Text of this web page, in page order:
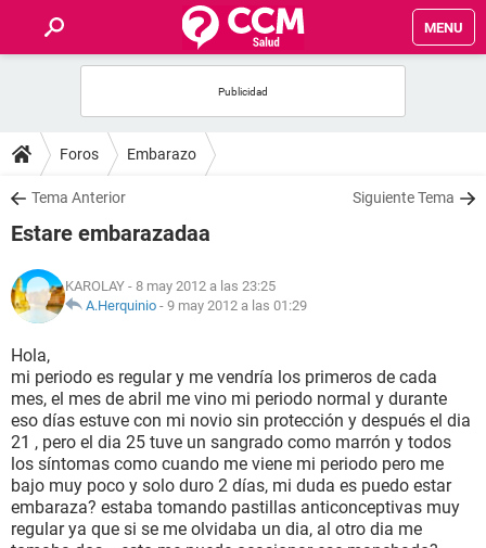
MENU
FOROS
SALUD
NUTRICIÓN
BIENESTAR
SEXUALIDAD
GLOSARIO
Foros Embarazo
Tema Anterior Siguiente Tema
Estare embarazadaa
KAROLAY - 8 may 2012 a las 23:25
A.Herquinio - 9 may 2012 a las 01:29
Hola,
mi periodo es regular y me vendría los primeros de cada
mes, el mes de abril me vino mi periodo normal y durante
eso días estuve con mi novio sin protección y después el dia
21 , pero el dia 25 tuve un sangrado como marrón y todos
los síntomas como cuando me viene mi periodo pero me
bajo muy poco y solo duro 2 días, mi duda es puedo estar
embaraza? estaba tomando pastillas anticonceptivas muy
regular ya que si se me olvidaba un dia, al otro dia me